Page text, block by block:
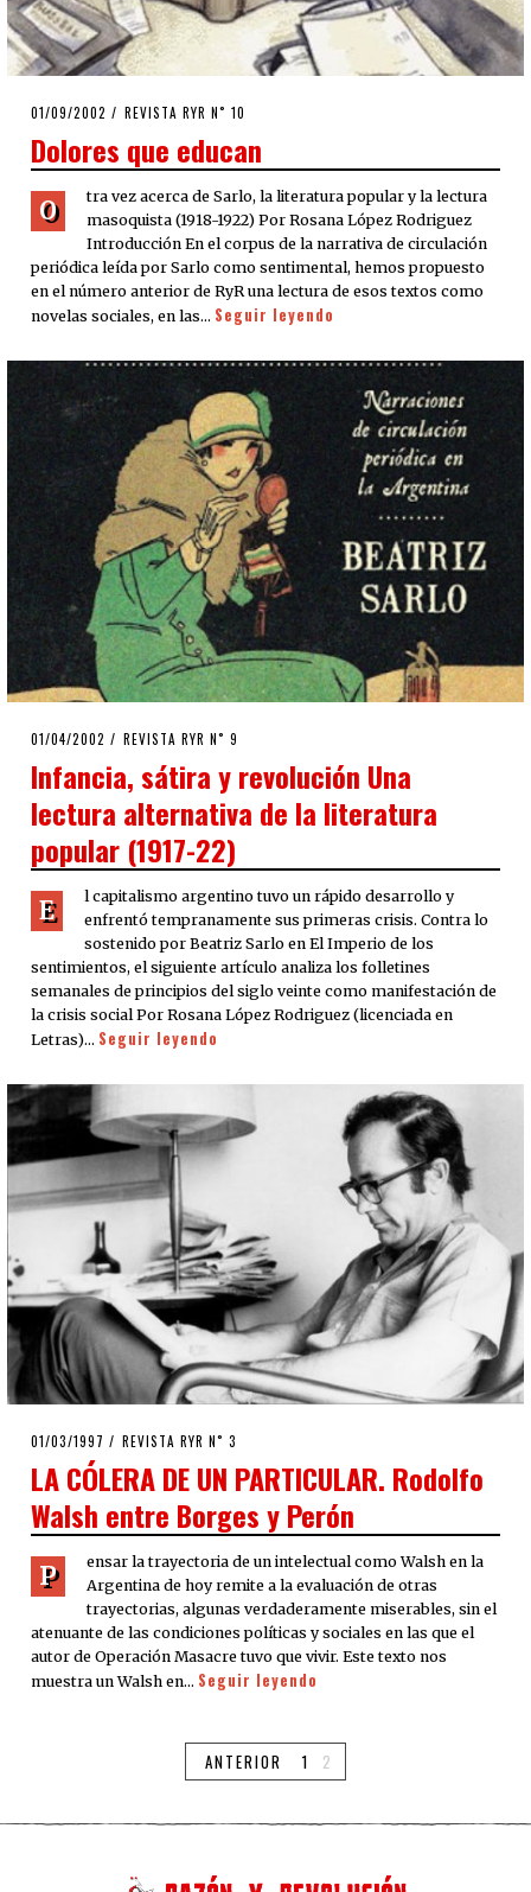
POSTED
01/09/2002 28/04/2020
REVISTA RYR N˚ 10
Dolores que educan
O
tra vez acerca de Sarlo, la literatura popular y la lectura
masoquista (1918-1922) Por Rosana López Rodriguez
Introducción En el corpus de la narrativa de circulación
periódica leída por Sarlo como sentimental, hemos propuesto
en el número anterior de RyR una lectura de esos textos como
novelas sociales, en las… Seguir leyendo
POSTED
01/04/2002 16/04/2020
REVISTA RYR N˚ 9
Infancia, sátira y revolución Una
lectura alternativa de la literatura
popular (1917-22)
E
l capitalismo argentino tuvo un rápido desarrollo y
enfrentó tempranamente sus primeras crisis. Contra lo
sostenido por Beatriz Sarlo en El Imperio de los
sentimientos, el siguiente artículo analiza los folletines
semanales de principios del siglo veinte como manifestación de
la crisis social Por Rosana López Rodriguez (licenciada en
Letras)… Seguir leyendo
POSTED
01/03/1997 12/04/2020
REVISTA RYR N˚ 3
LA CÓLERA DE UN PARTICULAR. Rodolfo
Walsh entre Borges y Perón
P
ensar la trayectoria de un intelectual como Walsh en la
Argentina de hoy remite a la evaluación de otras
trayectorias, algunas verdaderamente miserables, sin el
atenuante de las condiciones políticas y sociales en las que el
autor de Operación Masacre tuvo que vivir. Este texto nos
muestra un Walsh en… Seguir leyendo
ANTERIOR 1 2